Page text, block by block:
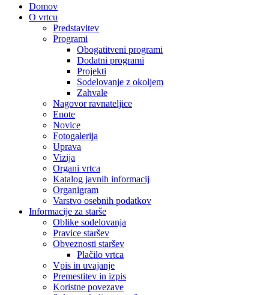
Domov
O vrtcu
Predstavitev
Programi
Obogatitveni programi
Dodatni programi
Projekti
Sodelovanje z okoljem
Zahvale
Nagovor ravnateljice
Enote
Novice
Fotogalerija
Uprava
Vizija
Organi vrtca
Katalog javnih informacij
Organigram
Varstvo osebnih podatkov
Informacije za starše
Oblike sodelovanja
Pravice staršev
Obveznosti staršev
Plačilo vrtca
Vpis in uvajanje
Premestitev in izpis
Koristne povezave